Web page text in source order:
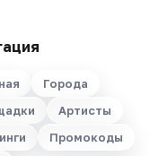
Города
Артисты
Промокоды